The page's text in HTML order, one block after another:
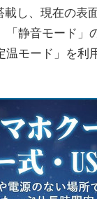
し、現在の表
「静音モード」
モード」を利